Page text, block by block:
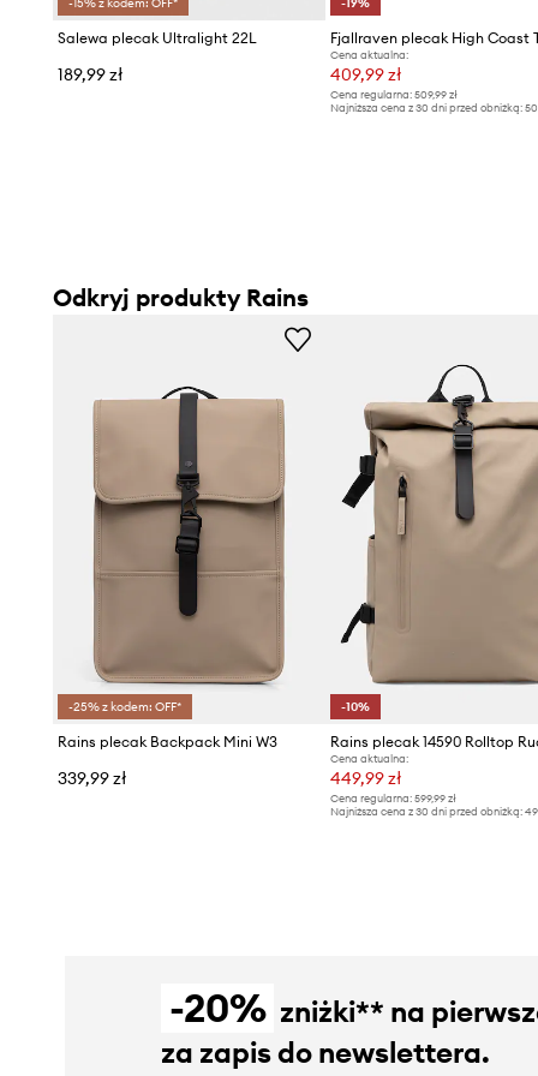
-15% z kodem: OFF*
Salewa plecak Ultralight 22L
189,99 zł
-19%
Cena aktualna:
409,99 zł
Cena regularna:509,99 zł
Najniższa cena z 30 dni przed obniżką:
Odkryj produkty Rains
-25% z kodem: OFF*
Rains plecak Backpack Mini W3
339,99 zł
-10%
Cena aktualna:
449,99 zł
Cena regularna:599,99 zł
Najniższa cena z 30 dni przed obniżką:
-20% zniżki** na
za zapis do newslettera.